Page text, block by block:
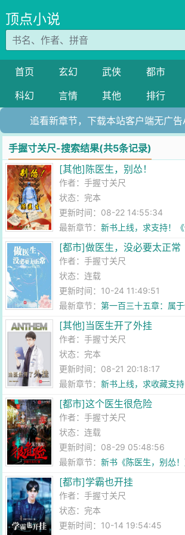
顶点小说
首页 玄幻 武侠 都市
科幻
言情 其他 排行
追看新章节，下载本站客户端无广告
手握寸关尺-搜索结果(共5条记录)
[其他]陈医生，别怂！
作者：手握寸关尺
状态：完本
更新时间：08-22 14:55:34
最新章节：新书上线，求支持！
常》
[都市]做医生，没必要太正常
作者：手握寸关尺
状态：连载
更新时间：10-24 11:49:51
最新章节：第一百三十五章：属
来！
[其他]当医生开了外挂
作者：手握寸关尺
状态：完本
更新时间：08-21 20:18:17
最新章节：新书上线，求收藏支
太正常》
[都市]这个医生很危险
作者：手握寸关尺
状态：连载
更新时间：08-29 05:48:56
最新章节：新书《陈医生，别怂！
[都市]学霸也开挂
作者：手握寸关尺
状态：完本
更新时间：10-14 19:54:45